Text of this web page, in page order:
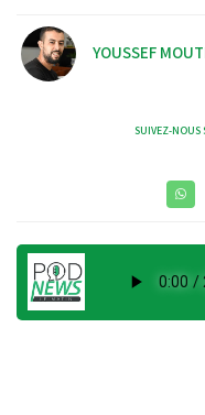
YOUSSEF
SUIVEZ-NOUS